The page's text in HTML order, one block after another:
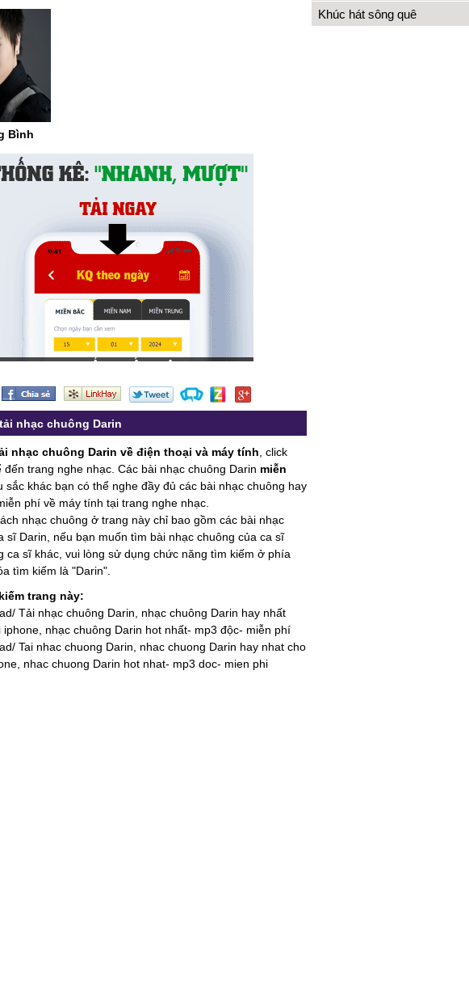
Bình
nhạc chuông Darin
nhạc chuông Darin về điện thoại và máy tính , click
đến trang nghe nhạc. Các bài nhạc chuông Darin miễn
sắc khác bạn có thể nghe đầy đủ các bài nhạc chuông hay
phí về máy tính tại trang nghe nhạc.
nhạc chuông ở trang này chỉ bao gồm các bài nhạc
sĩ Darin, nếu bạn muốn tìm bài nhạc chuông của ca sĩ
ca sĩ khác, vui lòng sử dụng chức năng tìm kiếm ở phía
tìm kiếm là "Darin".
trang này:
Tải nhạc chuông Darin, nhạc chuông Darin hay nhất
iphone, nhạc chuông Darin hot nhất- mp3 độc- miễn phí
Tai nhac chuong Darin, nhac chuong Darin hay nhat cho
nhac chuong Darin hot nhat- mp3 doc- mien phi
Khúc hát sông quê